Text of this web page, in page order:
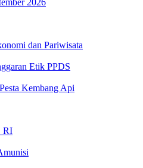
2026
dan Pariwisata
Etik PPDS
Kembang Api
RI